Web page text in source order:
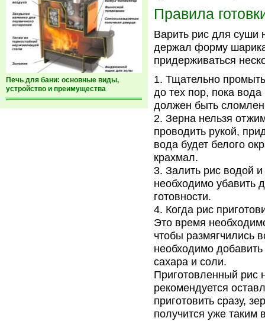
Печь для бани: основные виды,
устройство и преимущества
Правила
Варить рис для суши
держал форму
придерживаться
Тщательно
до тех пор, пока вода
должен быть
Зерна нельзя
проводить рукой,
вода будет белого
крахмал.
Залить рис водой и
необходимо убавить
готовности.
Когда рис
Это время
чтобы размягчились
необходимо добавить
сахара и соли.
Приготовленный рис
рекомендуется
приготовить сразу,
получится уже таким